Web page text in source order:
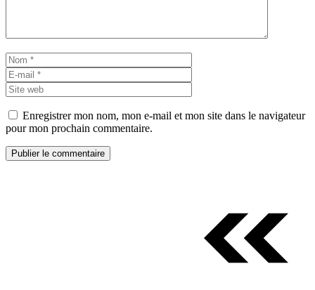
Nom
mail
web
Enregistrer mon nom, mon e-mail et mon site dans le navigateur
pour mon prochain commentaire.